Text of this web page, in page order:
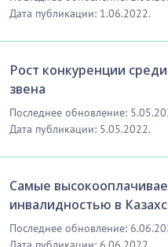
Дата публикации: 1.06.2022.
Рост конкуренции
звена
Последнее обновление:
Дата публикации: 5.05.2022.
Самые
инвалидностью в
Последнее обновление: